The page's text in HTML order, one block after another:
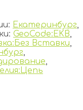
Екатеринбург,
GeoCode:EKB,
Вставки,
,
,